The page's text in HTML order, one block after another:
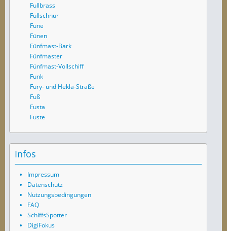
Fullbrass
Füllschnur
Fune
Fünen
Fünfmast-Bark
Fünfmaster
Fünfmast-Vollschiff
Funk
Fury- und Hekla-Straße
Fuß
Fusta
Fuste
Infos
Impressum
Datenschutz
Nutzungsbedingungen
FAQ
SchiffsSpotter
DigiFokus